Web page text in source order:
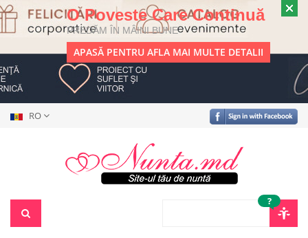
O Poveste Care Continuă
PREDĂM ÎN MÂINI BUNE
APASĂ PENTRU AFLA MAI MULTE DETALII
RO
?